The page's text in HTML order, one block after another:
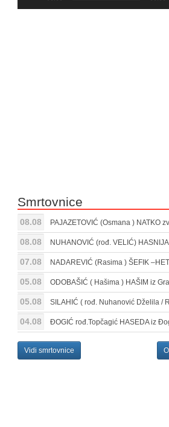
Smrtovnice
08.08 PAJAZETOVIĆ (Osmana ) NATKO
08.08 NUHANOVIĆ (rođ. VELIĆ)
07.08 NADAREVIĆ (Rasima ) ŠEFIK
05.08 ODOBAŠIĆ ( Hašima ) HAŠIM iz
05.08 SILAHIĆ ( rođ. Nuhanović Dželila /
04.08 ĐOGIĆ rođ.Topčagić HASEDA iz
Vidi smrtovnice